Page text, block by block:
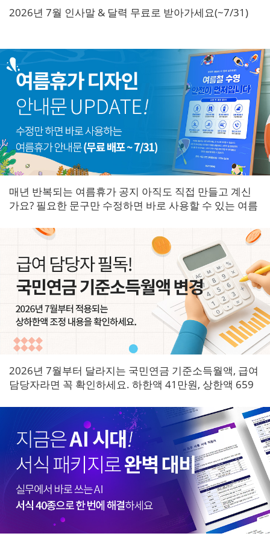
2026년 7월 인사말 & 달력 무료로 받아가세요(~7/31)
매년 반복되는 여름휴가 공지 아직도 직접 만들고 계신
가요? 필요한 문구만 수정하면 바로 사용할 수 있는 여름
2026년 7월부터 달라지는 국민연금 기준소득월액, 급여
담당자라면 꼭 확인하세요. 하한액 41만원, 상한액 659